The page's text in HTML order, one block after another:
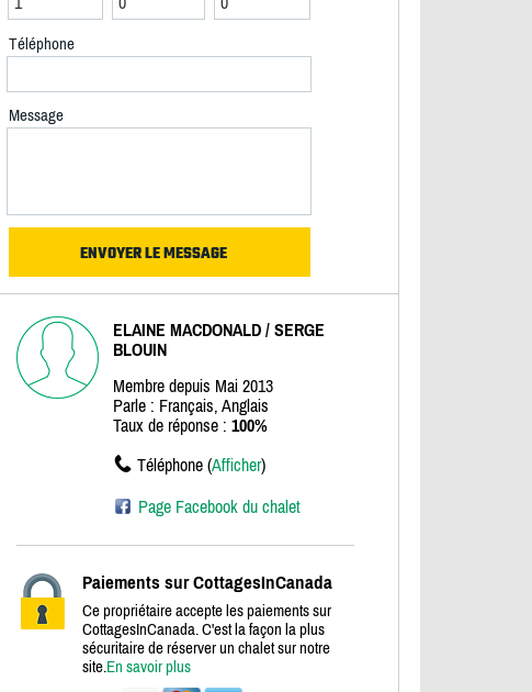
terrain privé 1 arpent - 2/40
Téléphone
Message
ELAINE MACDONALD / SERGE
BLOUIN
Membre depuis Mai 2013
Parle : Français, Anglais
Taux de réponse : 100%
Téléphone (Afficher)
Page Facebook du chalet
Paiements sur CottagesInCanada
Ce propriétaire accepte les paiements sur
CottagesInCanada. C'est la façon la plus
sécuritaire de réserver un chalet sur notre
site.En savoir plus